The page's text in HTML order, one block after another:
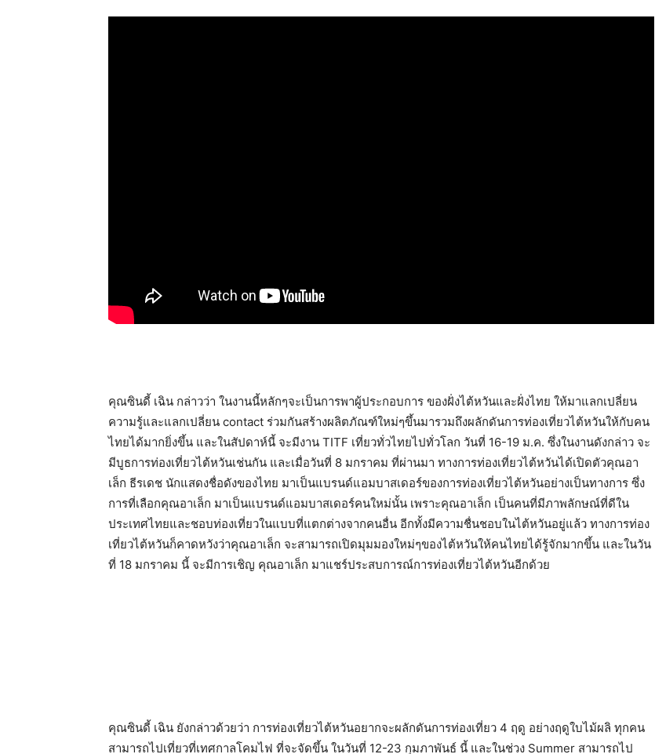
คุณซินดี้ เฉิน กล่าวว่า ในงานนี้หลักๆจะเป็นการพาผู้ประกอบการ ของฝั่งไต้หวันและฝั่งไทย ให้มาแลกเปลี่ยน
ความรู้และแลกเปลี่ยน contact ร่วมกันสร้างผลิตภัณฑ์ใหม่ๆขึ้นมารวมถึงผลักดันการท่องเที่ยวไต้หวันให้กับคน
ไทยได้มากยิ่งขึ้น และในสัปดาห์นี้ จะมีงาน TITF เที่ยวทั่วไทยไปทั่วโลก วันที่ 16-19 ม.ค. ซึ่งในงานดังกล่าว จะ
มีบูธการท่องเที่ยวไต้หวันเช่นกัน และเมื่อวันที่ 8 มกราคม ที่ผ่านมา ทางการท่องเที่ยวไต้หวันได้เปิดตัวคุณอา
เล็ก ธีรเดช นักแสดงชื่อดังของไทย มาเป็นแบรนด์แอมบาสเดอร์ของการท่องเที่ยวไต้หวันอย่างเป็นทางการ ซึ่ง
การที่เลือกคุณอาเล็ก มาเป็นแบรนด์แอมบาสเดอร์คนใหม่นั้น เพราะคุณอาเล็ก เป็นคนที่มีภาพลักษณ์ที่ดีใน
ประเทศไทยและชอบท่องเที่ยวในแบบที่แตกต่างจากคนอื่น อีกทั้งมีความชื่นชอบในไต้หวันอยู่แล้ว ทางการท่อง
เที่ยวไต้หวันก็คาดหวังว่าคุณอาเล็ก จะสามารถเปิดมุมมองใหม่ๆของไต้หวันให้คนไทยได้รู้จักมากขึ้น และในวัน
ที่ 18 มกราคม นี้ จะมีการเชิญ คุณอาเล็ก มาแชร์ประสบการณ์การท่องเที่ยวไต้หวันอีกด้วย
คุณซินดี้ เฉิน ยังกล่าวด้วยว่า การท่องเที่ยวไต้หวันอยากจะผลักดันการท่องเที่ยว 4 ฤดู อย่างฤดูใบไม้ผลิ ทุกคน
สามารถไปเที่ยวที่เทศกาลโคมไฟ ที่จะจัดขึ้น ในวันที่ 12-23 กุมภาพันธ์ นี้ และในช่วง Summer สามารถไป